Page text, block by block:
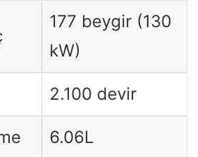
177 beygir (130
kW)
2.100 devir
6.06L